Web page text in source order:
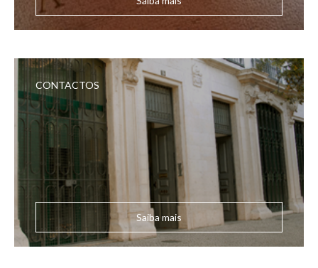
CONTACTOS
Saiba mais